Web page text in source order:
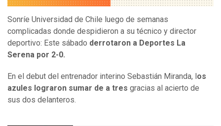
Sonríe Universidad de Chile luego de semanas
complicadas donde despidieron a su técnico y director
deportivo: Este sábado derrotaron a Deportes La
Serena por 2-0.
En el debut del entrenador interino Sebastián Miranda, l os
azules lograron sumar de a tres gracias al acierto de
sus dos delanteros.